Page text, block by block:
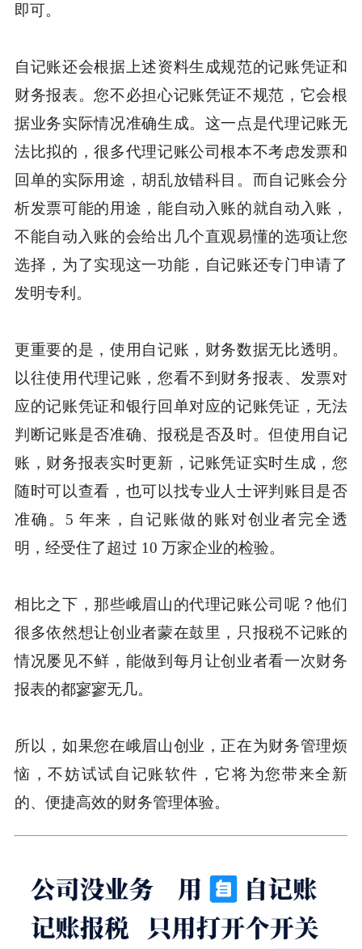
即可。
自记账还会根据上述资料生成规范的记账凭证和
财务报表。您不必担心记账凭证不规范，它会根
据业务实际情况准确生成。这一点是代理记账无
法比拟的，很多代理记账公司根本不考虑发票和
回单的实际用途，胡乱放错科目。而自记账会分
析发票可能的用途，能自动入账的就自动入账，
不能自动入账的会给出几个直观易懂的选项让您
选择，为了实现这一功能，自记账还专门申请了
发明专利。
更重要的是，使用自记账，财务数据无比透明。
以往使用代理记账，您看不到财务报表、发票对
应的记账凭证和银行回单对应的记账凭证，无法
判断记账是否准确、报税是否及时。但使用自记
账，财务报表实时更新，记账凭证实时生成，您
随时可以查看，也可以找专业人士评判账目是否
准确。5 年来，自记账做的账对创业者完全透
明，经受住了超过 10 万家企业的检验。
相比之下，那些峨眉山的代理记账公司呢？他们
很多依然想让创业者蒙在鼓里，只报税不记账的
情况屡见不鲜，能做到每月让创业者看一次财务
报表的都寥寥无几。
所以，如果您在峨眉山创业，正在为财务管理烦
恼，不妨试试自记账软件，它将为您带来全新
的、便捷高效的财务管理体验。